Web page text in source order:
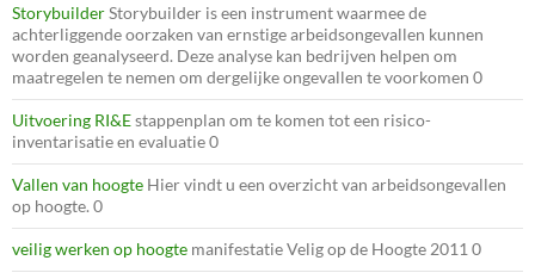
StorybuilderStorybuilder is een instrument waarmee de
achterliggende oorzaken van ernstige arbeidsongevallen kunnen
worden geanalyseerd. Deze analyse kan bedrijven helpen om
maatregelen te nemen om dergelijke ongevallen te voorkomen 0
Uitvoering RI&Estappenplan om te komen tot een risico-
inventarisatie en evaluatie 0
Vallen van hoogte Hier vindt u een overzicht van arbeidsongevallen
op hoogte. 0
veilig werken op hoogte manifestatie Velig op de Hoogte 2011 0